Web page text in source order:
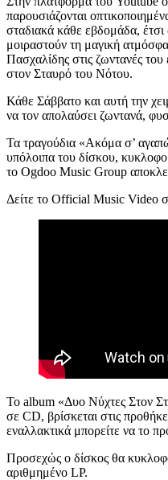
παρουσιάζονται
σταδιακά κάθε εβδομάδα,
μοιραστούν τη μαγική
Πασχαλίδης στις ζωντανές του
στον Σταυρό του Νότου.
Κάθε Σάββατο και αυτή την
να τον απολαύσει ζωντανά,
Τα τραγούδια «Ακόμα σ’
υπόλοιπα του δίσκου,
το Ogdoo Music Group
Δείτε το Official Music Video
Το album «Δυο Νύχτες Στον
σε CD, βρίσκεται στις
εναλλακτικά μπορείτε να το
Προσεχώς ο δίσκος θα
αριθμημένο LP.